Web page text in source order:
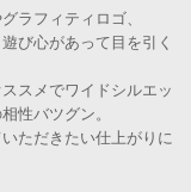
ラフィティロゴ、
び心があって目を引く
スメでワイドシルエッ
性バツグン。
ただきたい仕上がりに